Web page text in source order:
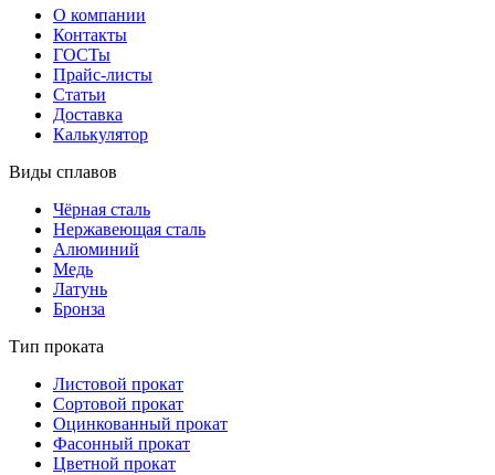
О компании
Контакты
ГОСТы
Прайс-листы
Статьи
Доставка
Калькулятор
Виды сплавов
Чёрная сталь
Нержавеющая сталь
Алюминий
Медь
Латунь
Бронза
Тип проката
Листовой прокат
Сортовой прокат
Оцинкованный прокат
Фасонный прокат
Цветной прокат